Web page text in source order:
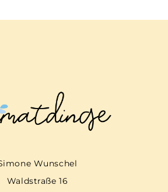
Wunschel
Waldstraße 16